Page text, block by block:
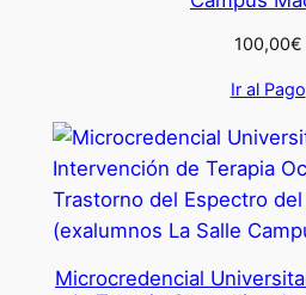
100,00€
Ir al Pago
Microcredencial